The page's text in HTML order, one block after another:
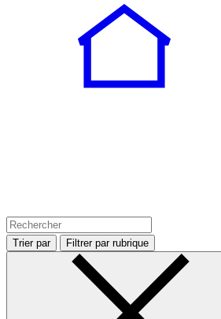
Trier par Filtrer par rubrique